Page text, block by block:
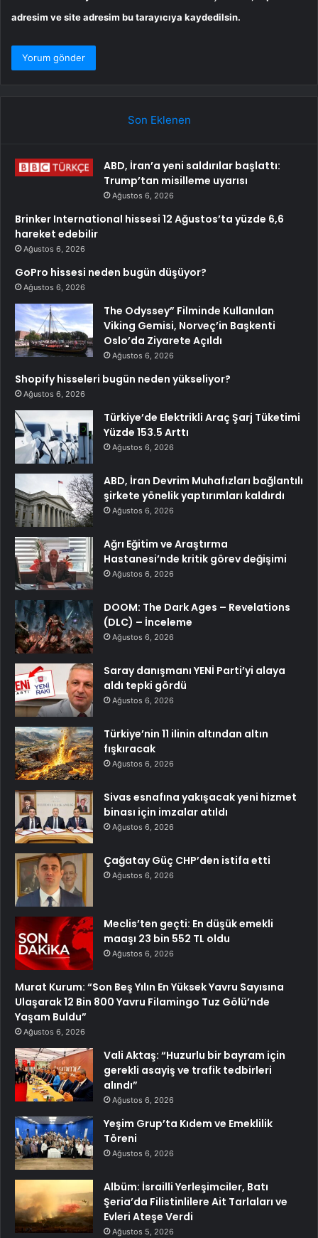
adresim ve site adresim bu tarayıcıya kaydedilsin.
Son Eklenen
ABD, İran’a yeni saldırılar başlattı:
Trump’tan misilleme uyarısı
Ağustos 6, 2026
Brinker International hissesi 12 Ağustos’ta yüzde 6,6
hareket edebilir
Ağustos 6, 2026
GoPro hissesi neden bugün düşüyor?
Ağustos 6, 2026
The Odyssey” Filminde Kullanılan
Viking Gemisi, Norveç’in Başkenti
Oslo’da Ziyarete Açıldı
Ağustos 6, 2026
Shopify hisseleri bugün neden yükseliyor?
Ağustos 6, 2026
Türkiye’de Elektrikli Araç Şarj Tüketimi
Yüzde 153.5 Arttı
Ağustos 6, 2026
ABD, İran Devrim Muhafızları bağlantılı
şirkete yönelik yaptırımları kaldırdı
Ağustos 6, 2026
Ağrı Eğitim ve Araştırma
Hastanesi’nde kritik görev değişimi
Ağustos 6, 2026
DOOM: The Dark Ages – Revelations
(DLC) – İnceleme
Ağustos 6, 2026
Saray danışmanı YENİ Parti’yi alaya
aldı tepki gördü
Ağustos 6, 2026
Türkiye’nin 11 ilinin altından altın
fışkıracak
Ağustos 6, 2026
Sivas esnafına yakışacak yeni hizmet
binası için imzalar atıldı
Ağustos 6, 2026
Çağatay Güç CHP’den istifa etti
Ağustos 6, 2026
Meclis’ten geçti: En düşük emekli
maaşı 23 bin 552 TL oldu
Ağustos 6, 2026
Murat Kurum: “Son Beş Yılın En Yüksek Yavru Sayısına
Ulaşarak 12 Bin 800 Yavru Filamingo Tuz Gölü’nde
Yaşam Buldu”
Ağustos 6, 2026
Vali Aktaş: “Huzurlu bir bayram için
gerekli asayiş ve trafik tedbirleri
alındı”
Ağustos 6, 2026
Yeşim Grup’ta Kıdem ve Emeklilik
Töreni
Ağustos 6, 2026
Albüm: İsrailli Yerleşimciler, Batı
Şeria’da Filistinlilere Ait Tarlaları ve
Evleri Ateşe Verdi
Ağustos 5, 2026